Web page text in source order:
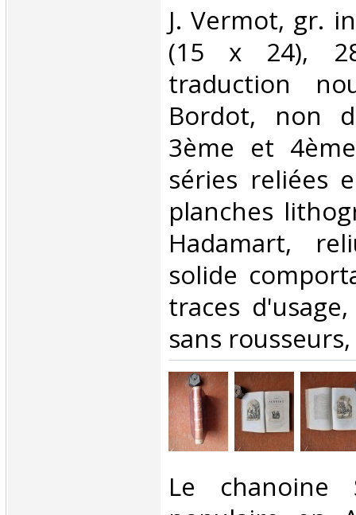
‎J. Vermot, gr.
(15 x 24),
traduction
Bordot, non
3ème et
séries reliées
planches
Hadamart,
solide
traces
sans
‎Le chanoine